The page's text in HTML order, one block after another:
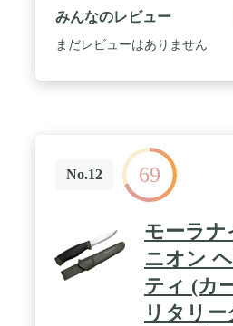
る構造)に比べて軽いので長時
ます。 / 【HELLEの堅牢で伝
鋼】 ヘレナイフの鋼材には2つ
に、木材に貼りついたような
す。特にヘレナイフのカーボ
エッジ部分のあたりがソフト
るファンの方も多いです。 /
カンジナビアンエッジ】 ヘレ
カンジナビアンエッジの形状
ガミもそのうちの一つです。
ジの特徴は、刃先が鋭角で刃
く、バトニング(薪をわる)や
どに適しており、キャンプな
事が多いです。ヘレナイフで
みんなのレビュー
まだレビューはありません
No.12 69
モーラ
ニオン
ティ (カ
リタリ